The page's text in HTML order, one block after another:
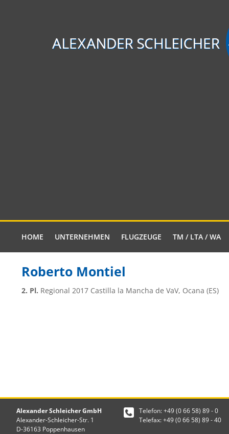
HOME UNTERNEHMEN FLUGZEUGE TM / LTA / WA
Roberto Montiel
2. Pl. Regional 2017 Castilla la Mancha de VaV, Ocana (ES)
Alexander Schleicher GmbH
Alexander-Schleicher-Str. 1
D-36163 Poppenhausen
Telefon: +49 (0 66 58) 89 - 0
Telefax: +49 (0 66 58) 89 - 40